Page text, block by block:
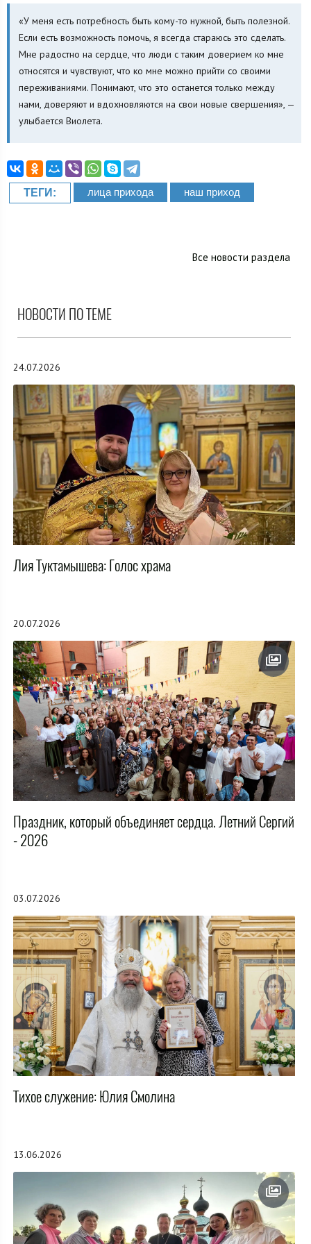
«У меня есть потребность быть кому-то нужной, быть полезной.
Если есть возможность помочь, я всегда стараюсь это сделать.
Мне радостно на сердце, что люди с таким доверием ко мне
относятся и чувствуют, что ко мне можно прийти со своими
переживаниями. Понимают, что это останется только между
нами, доверяют и вдохновляются на свои новые свершения», —
улыбается Виолета.
ТЕГИ: лица прихода наш приход
Все новости раздела
НОВОСТИ ПО ТЕМЕ
24.07.2026
Лия Туктамышева: Голос храма
20.07.2026
Праздник, который объединяет сердца. Летний Сергий
- 2026
03.07.2026
Тихое служение: Юлия Смолина
13.06.2026